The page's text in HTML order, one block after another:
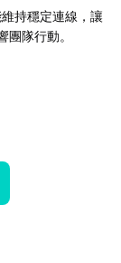
持穩定連線，讓
隊行動。